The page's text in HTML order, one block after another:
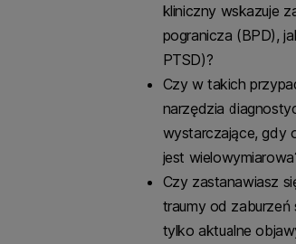
kliniczny wskazuje
pogranicza (BPD),
PTSD)?
Czy w takich
narzędzia
wystarczające, gdy
jest
Czy zastanawiasz
traumy od
tylko aktualne